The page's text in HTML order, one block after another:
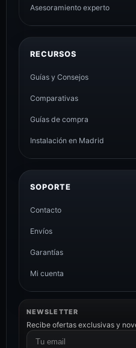
Asesoramiento experto
RECURSOS
Guías y Consejos
Comparativas
Guías de compra
Instalación en Madrid
SOPORTE
Contacto
Envíos
Garantías
Mi cuenta
NEWSLETTER
Recibe ofertas exclusivas y
Correo